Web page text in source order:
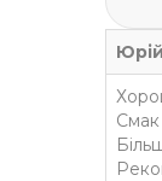
Юрій